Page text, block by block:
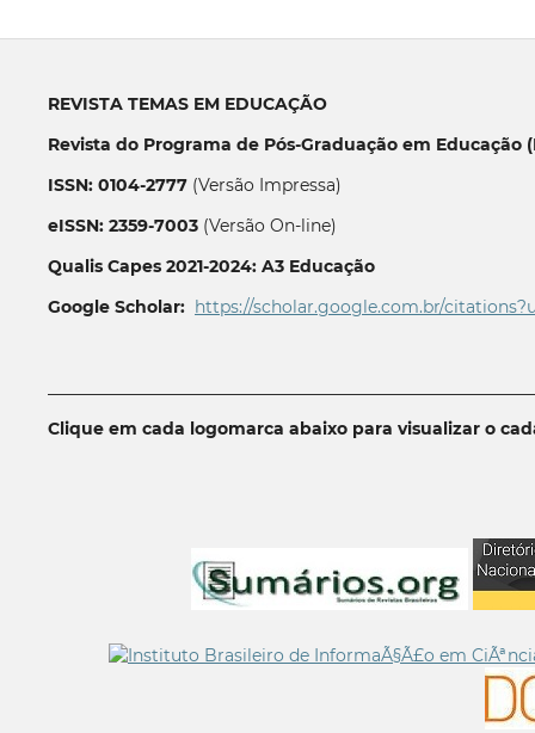
REVISTA TEMAS EM EDUCAÇÃO
Revista do Programa de Pós-Graduação em Educação
ISSN: 0104-2777(Versão Impressa)
eISSN: 2359-7003(Versão On-line)
Qualis Capes 2021-2024: A3 Educação
Google Scholar: https://scholar.google.com.br/
Clique em cada logomarca abaixo para visualizar o